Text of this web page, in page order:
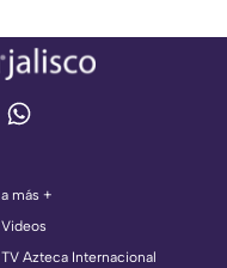
a más +
Videos
TV Azteca Internacional